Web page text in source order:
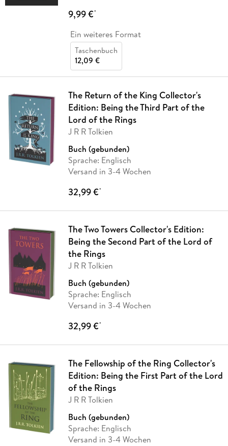
9,99 €*
Ein weiteres Format
Taschenbuch
12,09 €
The Return of the King Collector's
Edition: Being the Third Part of the
Lord of the Rings
J R R Tolkien
Buch (gebunden)
Sprache: Englisch
Versand in 3-4 Wochen
32,99 €*
The Two Towers Collector's Edition:
Being the Second Part of the Lord of
the Rings
J R R Tolkien
Buch (gebunden)
Sprache: Englisch
Versand in 3-4 Wochen
32,99 €*
The Fellowship of the Ring Collector's
Edition: Being the First Part of the Lord
of the Rings
J R R Tolkien
Buch (gebunden)
Sprache: Englisch
Versand in 3-4 Wochen